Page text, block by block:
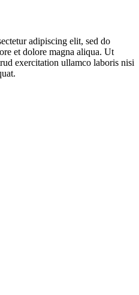
adipiscing elit, sed do
et dolore magna aliqua. Ut
exercitation ullamco laboris nisi